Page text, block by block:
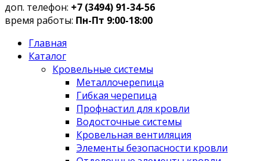
доп. телефон: +7 (3494) 91-34-56
время работы: Пн-Пт 9:00-18:00
Главная
Каталог
Кровельные системы
Металлочерепица
Гибкая черепица
Профнастил для кровли
Водосточные системы
Кровельная вентиляция
Элементы безопасности кровли